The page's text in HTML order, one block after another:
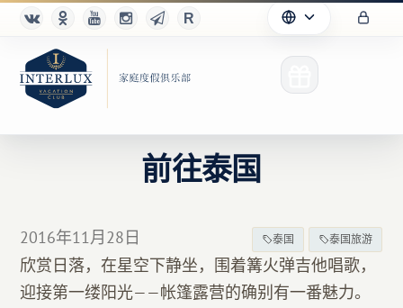
优点
合作伙伴
前往泰国
2016年11月28日 泰国 泰国旅游
欣赏日落，在星空下静坐，围着篝火弹吉他唱歌，
迎接第一缕阳光——帐篷露营的确别有一番魅力。